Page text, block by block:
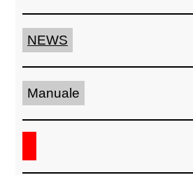
NEWS
Manuale